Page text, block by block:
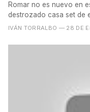
Romar no es nuevo en
destrozado casa set de
IVÁN TORRALBO — 28 DE